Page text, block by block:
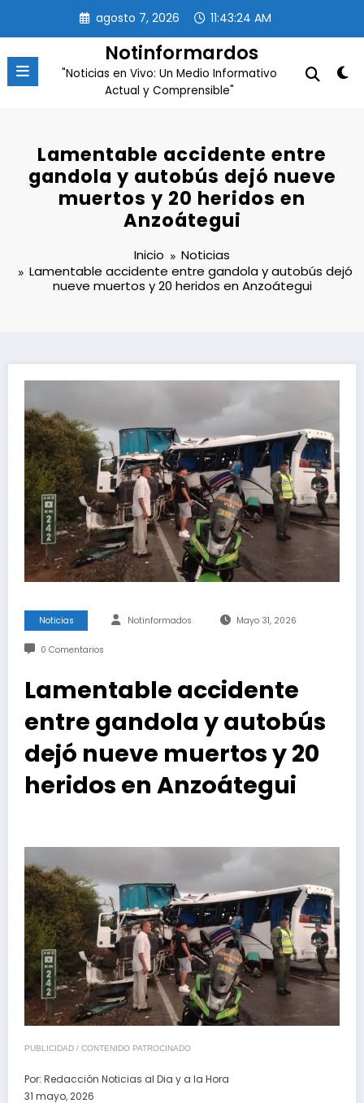
contenido
agosto 7, 2026 11:43:24 AM
Notinformardos
"Noticias en Vivo: Un Medio Informativo
Actual y Comprensible"
Lamentable accidente entre
gandola y autobús dejó nueve
muertos y 20 heridos en
Anzoátegui
Inicio
Noticias
Lamentable accidente entre gandola y autobús dejó
nueve muertos y 20 heridos en Anzoátegui
Noticias Notinformados Mayo 31, 2026
0 Comentarios
Lamentable accidente
entre gandola y autobús
dejó nueve muertos y 20
heridos en Anzoátegui
PUBLICIDAD / CONTENIDO PATROCINADO
Por: Redacción Noticias al Dia y a la Hora
31 mayo, 2026